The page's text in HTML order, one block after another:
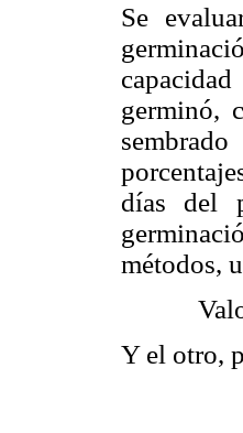
Se
germinó,
días del
métodos,
Y el otro,